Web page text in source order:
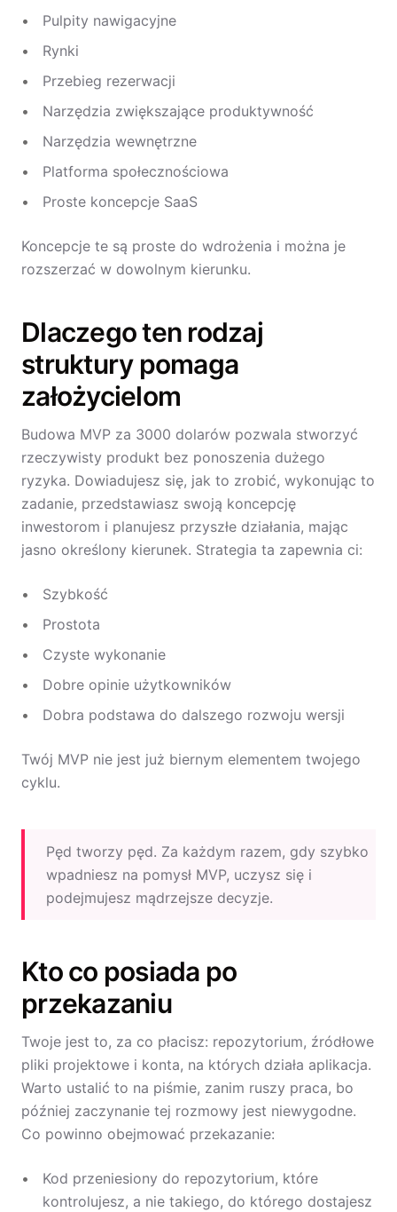
Pulpity nawigacyjne
Rynki
Przebieg rezerwacji
Narzędzia zwiększające produktywność
Narzędzia wewnętrzne
Platforma społecznościowa
Proste koncepcje SaaS
Koncepcje te są proste do wdrożenia i można je
rozszerzać w dowolnym kierunku.
Dlaczego ten rodzaj
struktury pomaga
założycielom
Budowa MVP za 3000 dolarów pozwala stworzyć
rzeczywisty produkt bez ponoszenia dużego
ryzyka. Dowiadujesz się, jak to zrobić, wykonując to
zadanie, przedstawiasz swoją koncepcję
inwestorom i planujesz przyszłe działania, mając
jasno określony kierunek. Strategia ta zapewnia ci:
Szybkość
Prostota
Czyste wykonanie
Dobre opinie użytkowników
Dobra podstawa do dalszego rozwoju wersji
Twój MVP nie jest już biernym elementem twojego
cyklu.
Pęd tworzy pęd. Za każdym razem, gdy szybko
wpadniesz na pomysł MVP, uczysz się i
podejmujesz mądrzejsze decyzje.
Kto co posiada po
przekazaniu
Twoje jest to, za co płacisz: repozytorium, źródłowe
pliki projektowe i konta, na których działa aplikacja.
Warto ustalić to na piśmie, zanim ruszy praca, bo
później zaczynanie tej rozmowy jest niewygodne.
Co powinno obejmować przekazanie:
Kod przeniesiony do repozytorium, które
kontrolujesz, a nie takiego, do którego dostajesz